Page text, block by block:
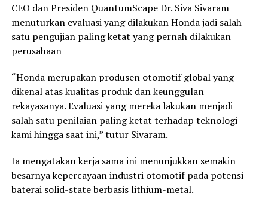
CEO dan Presiden QuantumScape Dr. Siva Sivaram
menuturkan evaluasi yang dilakukan Honda jadi salah
satu pengujian paling ketat yang pernah dilakukan
perusahaan
“Honda merupakan produsen otomotif global yang
dikenal atas kualitas produk dan keunggulan
rekayasanya. Evaluasi yang mereka lakukan menjadi
salah satu penilaian paling ketat terhadap teknologi
kami hingga saat ini,” tutur Sivaram.
Ia mengatakan kerja sama ini menunjukkan semakin
besarnya kepercayaan industri otomotif pada potensi
baterai solid-state berbasis lithium-metal.